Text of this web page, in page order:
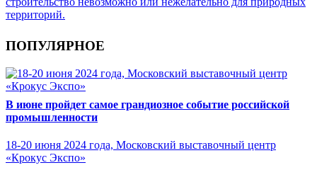
территорий.
ПОПУЛЯРНОЕ
В июне пройдет самое грандиозное событие российской
промышленности
18-20 июня 2024 года, Московский выставочный центр
«Крокус Экспо»